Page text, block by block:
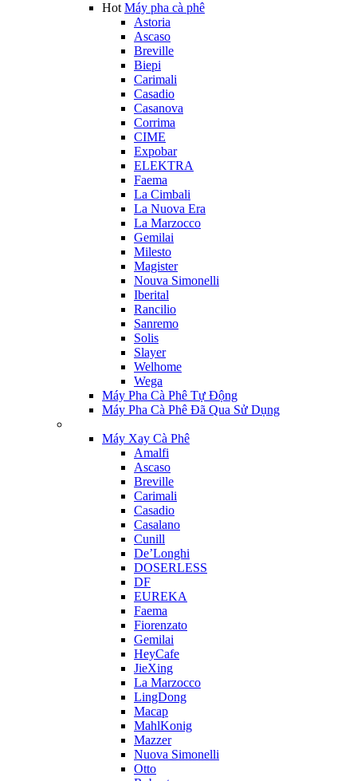
Hot Máy pha cà phê
Astoria
Ascaso
Breville
Biepi
Carimali
Casadio
Casanova
Corrima
CIME
Expobar
ELEKTRA
Faema
La Cimbali
La Nuova Era
La Marzocco
Gemilai
Milesto
Magister
Nouva Simonelli
Iberital
Rancilio
Sanremo
Solis
Slayer
Welhome
Wega
Máy Pha Cà Phê Tự Động
Máy Pha Cà Phê Đã Qua Sử Dụng
Máy Xay Cà Phê
Amalfi
Ascaso
Breville
Carimali
Casadio
Casalano
Cunill
De’Longhi
DOSERLESS
DF
EUREKA
Faema
Fiorenzato
Gemilai
HeyCafe
JieXing
La Marzocco
LingDong
Macap
MahlKonig
Mazzer
Nuova Simonelli
Otto